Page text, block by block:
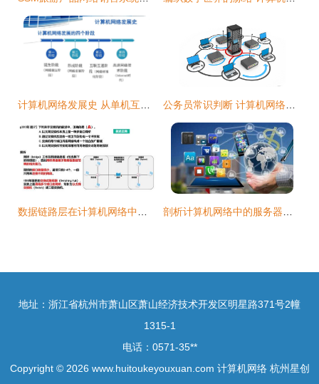
地址：浙江省杭州市萧山区萧山经济技术开发区明星路371号2幢
1315-1
电话：0571-35**
Copyright © 2026 www.huitoukeyouxuan.com 计算机网络 杭州星创